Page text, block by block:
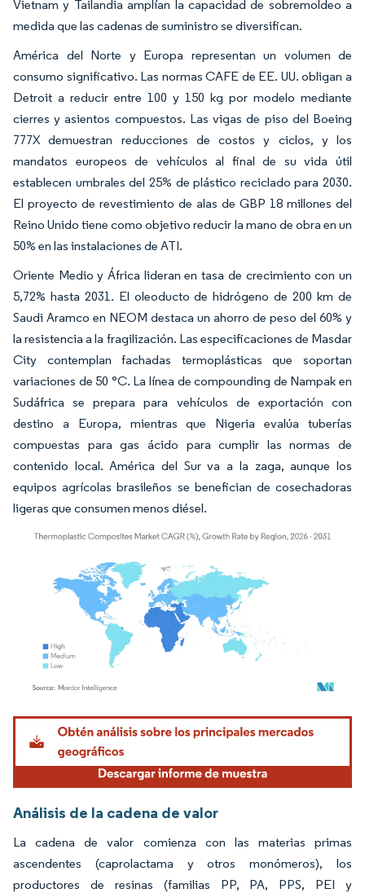
Vietnam y Tailandia amplían la capacidad de sobremoldeo a
medida que las cadenas de suministro se diversifican.
América del Norte y Europa representan un volumen de
consumo significativo. Las normas CAFE de EE. UU. obligan a
Detroit a reducir entre 100 y 150 kg por modelo mediante
cierres y asientos compuestos. Las vigas de piso del Boeing
777X demuestran reducciones de costos y ciclos, y los
mandatos europeos de vehículos al final de su vida útil
establecen umbrales del 25% de plástico reciclado para 2030.
El proyecto de revestimiento de alas de GBP 18 millones del
Reino Unido tiene como objetivo reducir la mano de obra en un
50% en las instalaciones de ATI.
Oriente Medio y África lideran en tasa de crecimiento con un
5,72% hasta 2031. El oleoducto de hidrógeno de 200 km de
Saudi Aramco en NEOM destaca un ahorro de peso del 60% y
la resistencia a la fragilización. Las especificaciones de Masdar
City contemplan fachadas termoplásticas que soportan
variaciones de 50 °C. La línea de compounding de Nampak en
Sudáfrica se prepara para vehículos de exportación con
destino a Europa, mientras que Nigeria evalúa tuberías
compuestas para gas ácido para cumplir las normas de
contenido local. América del Sur va a la zaga, aunque los
equipos agrícolas brasileños se benefician de cosechadoras
ligeras que consumen menos diésel.
Imagen © Mordor Intelligence. El uso requiere atribución según CC BY 4.0.
Análisis de la cadena de valor
La cadena de valor comienza con las materias primas
ascendentes (caprolactama y otros monómeros), los
productores de resinas (familias PP, PA, PPS, PEI y